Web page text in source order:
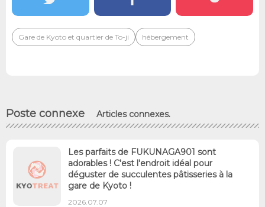
Gare de Kyoto et quartier de To-ji hébergement
Poste connexe Articles connexes.
Les parfaits de FUKUNAGA901 sont
adorables ! C'est l'endroit idéal pour
déguster de succulentes pâtisseries à la
gare de Kyoto !
2026.07.07